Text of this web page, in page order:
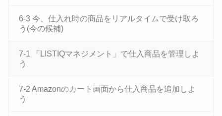
6-3 今、仕入れ時の商品をリアルタイムで受け取ろ
う(今の候補)
7-1 「LISTIQマネジメント」で仕入商品を管理しよ
う
7-2 Amazonのカート画面から仕入商品を追加しよ
う